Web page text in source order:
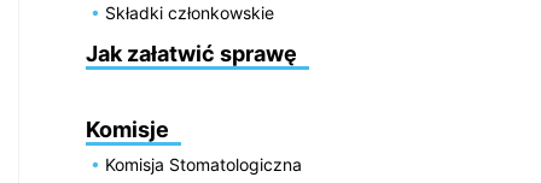
Składki członkowskie
Jak załatwić sprawę
Komisje
Komisja Stomatologiczna